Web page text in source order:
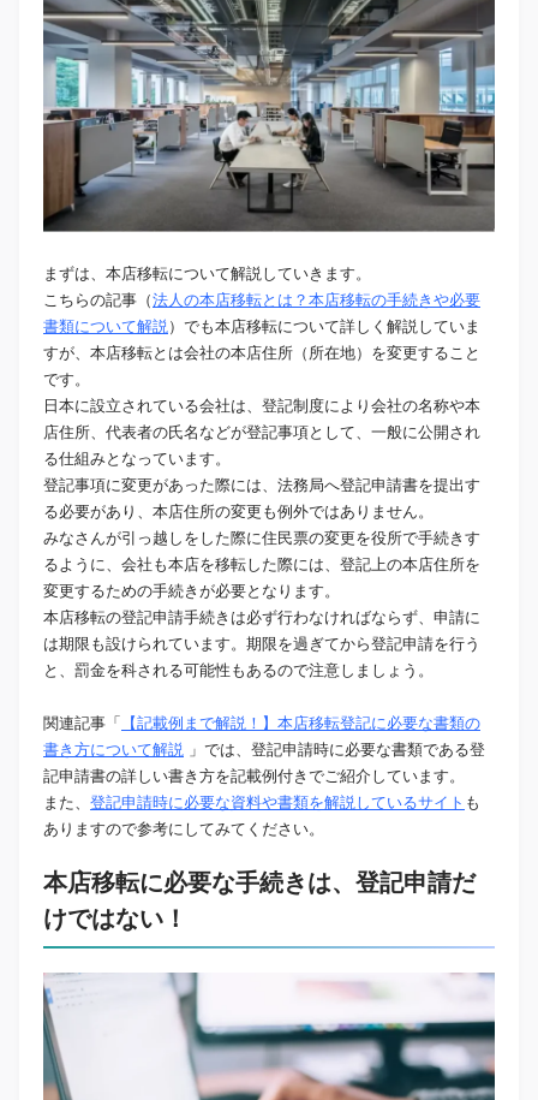
まずは、本店移転について解説していきます。
こちらの記事（法人の本店移転とは？本店移転の手続きや必要
書類について解説 ）でも本店移転について詳しく解説していま
すが、本店移転とは会社の本店住所（所在地）を変更すること
です。
日本に設立されている会社は、登記制度により会社の名称や本
店住所、代表者の氏名などが登記事項として、一般に公開され
る仕組みとなっています。
登記事項に変更があった際には、法務局へ登記申請書を提出す
る必要があり、本店住所の変更も例外ではありません。
みなさんが引っ越しをした際に住民票の変更を役所で手続きす
るように、会社も本店を移転した際には、登記上の本店住所を
変更するための手続きが必要となります。
本店移転の登記申請手続きは必ず行わなければならず、申請に
は期限も設けられています。期限を過ぎてから登記申請を行う
と、罰金を科される可能性もあるので注意しましょう。
関連記事「 【記載例まで解説！】本店移転登記に必要な書類の
書き方について解説
」では、登記申請時に必要な書類である登
記申請書の詳しい書き方を記載例付きでご紹介しています。
また、 登記申請時に必要な資料や書類を解説しているサイト も
ありますので参考にしてみてください。
本店移転に必要な手続きは、登記申請だ
けではない！